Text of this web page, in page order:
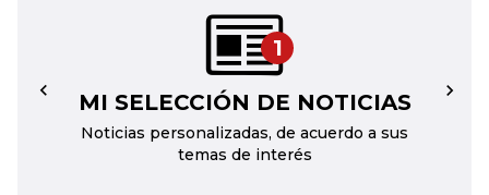
1
MI SELECCIÓN DE NOTICIAS
Noticias personalizadas, de acuerdo a sus
temas de interés
← →